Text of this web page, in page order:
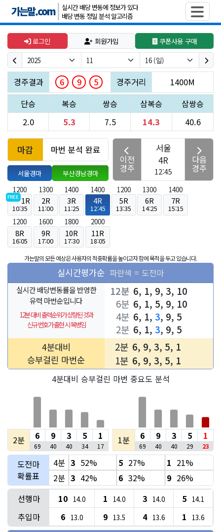
가는말.com
실시간 배당 변동에 정보가 있다
배당 변동 정밀 분석 알고리즘
로그인 회원가입 쿠폰사용 구매
경주결과 6 9 5 경주거리
1400M
단승
복승 쌍승 삼복승
삼쌍승
2.0
5.3 7.5 14.3 40.6
마감 마번 분석 완료
서울경마 부산경남경마
이전
경주
서울
4R
12:45
다음
경주
1200
1R
10:35
FREE
1300
2R
11:00
1400
3R
11:25
1400
4R
12:45
1200
5R
13:35
1300
6R
14:25
1400
7R
15:15
1200
8R
16:05
1600
9R
17:00
1800
10R
17:30
2000
11R
18:05
가는말의 모든 예상은 사용자의 적중확률을 높이고자 함에 목적을 두고 있습니다.
실시간평가순 파란색 = 도전마
실시간 배당변동률을 반영한
유력 마번순입니다
12분 대비 출력순위가 상향된 것과
신규 번호가 출현 시 복병임
12분 6, 1, 9, 3, 10
6분 6, 1, 5, 9, 10
4분 6, 1, 3, 9, 5
2분 6, 1, 3, 9, 5
4분대비
승부걸린 마번순
2분 6, 9, 3, 5, 1
1분 6, 9, 3, 5, 1
4분대비 승부걸린 마번 중요도 분석
2분 6 9 3 5 1
69 40 40 34 17
1분 6 9 3 5 1
69 40 40 29 23
도전마
확률표
4분 3 52% 5 27% 1 21%
2분 3 42% 6 32% 9 26%
선행마
10 14.0 1 14.0 3 14.0 5 14.1
추입마 6 13.0 9 13.5 4 13.6 1 13.6